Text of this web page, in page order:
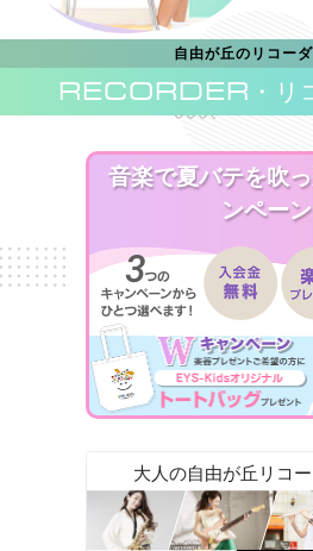
自由が丘のリコー
RECORDER ・リ
音楽で夏バテを吹
ンペーン
大人の自由が丘リコ